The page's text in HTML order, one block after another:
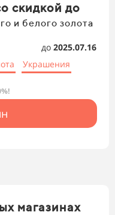
скидкой до
и белого золота
до 2025.07.16
Украшения
магазинах